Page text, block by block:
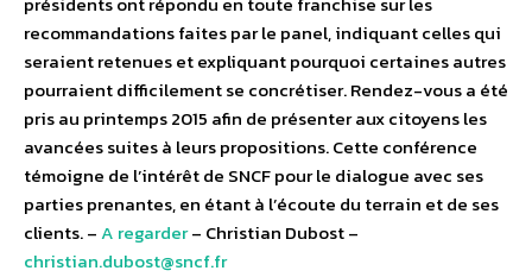
recommandations faites par le panel, indiquant celles qui
seraient retenues et expliquant pourquoi certaines autres
pourraient difficilement se concrétiser. Rendez-vous a été
pris au printemps 2015 afin de présenter aux citoyens les
avancées suites à leurs propositions. Cette conférence
témoigne de l’intérêt de SNCF pour le dialogue avec ses
parties prenantes, en étant à l’écoute du terrain et de ses
clients. –A regarder– Christian Dubost –
christian.dubost@sncf.fr